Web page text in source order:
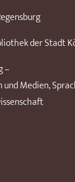
der Stadt
–
Medien,